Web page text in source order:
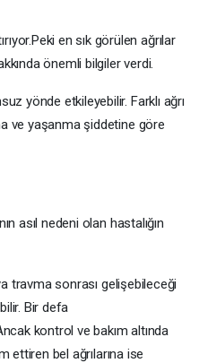
en sık görülen ağrılar
önemli bilgiler verdi.
yönde etkileyebilir. Farklı ağrı
ve yaşanma şiddetine göre
asıl nedeni olan hastalığın
travma sonrası gelişebileceği
Bir defa
kontrol ve bakım altında
ettiren bel ağrılarına ise